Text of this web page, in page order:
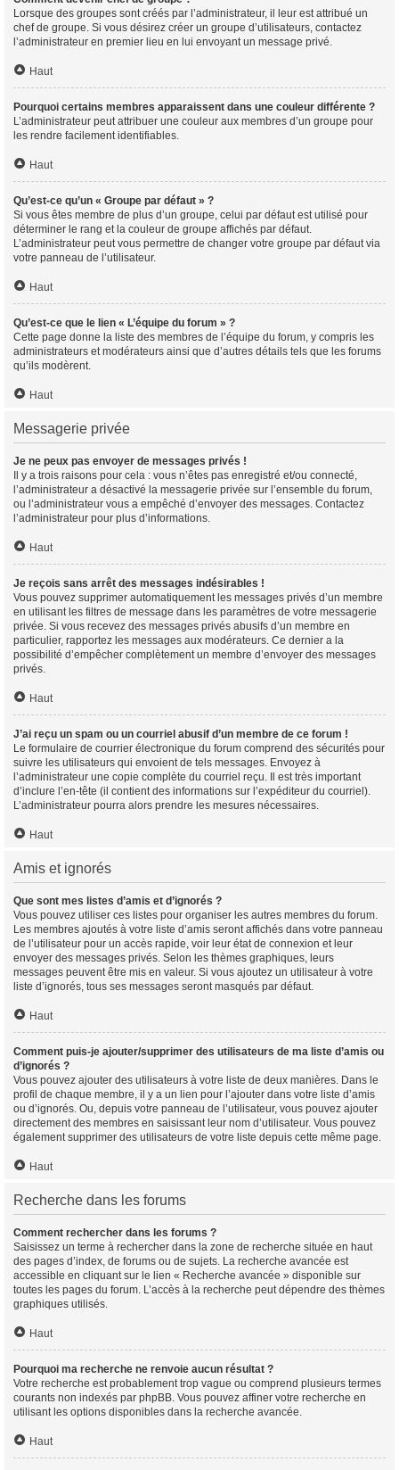
Lorsque des groupes sont créés par l’administrateur, il leur est attribué un
chef de groupe. Si vous désirez créer un groupe d’utilisateurs, contactez
l’administrateur en premier lieu en lui envoyant un message privé.
Haut
Pourquoi certains membres apparaissent dans une couleur différente ?
L’administrateur peut attribuer une couleur aux membres d’un groupe pour
les rendre facilement identifiables.
Haut
Qu’est-ce qu’un « Groupe par défaut » ?
Si vous êtes membre de plus d’un groupe, celui par défaut est utilisé pour
déterminer le rang et la couleur de groupe affichés par défaut.
L’administrateur peut vous permettre de changer votre groupe par défaut via
votre panneau de l’utilisateur.
Haut
Qu’est-ce que le lien « L’équipe du forum » ?
Cette page donne la liste des membres de l’équipe du forum, y compris les
administrateurs et modérateurs ainsi que d’autres détails tels que les forums
qu’ils modèrent.
Haut
Messagerie privée
Je ne peux pas envoyer de messages privés !
Il y a trois raisons pour cela : vous n’êtes pas enregistré et/ou connecté,
l’administrateur a désactivé la messagerie privée sur l’ensemble du forum,
ou l’administrateur vous a empêché d’envoyer des messages. Contactez
l’administrateur pour plus d’informations.
Haut
Je reçois sans arrêt des messages indésirables !
Vous pouvez supprimer automatiquement les messages privés d’un membre
en utilisant les filtres de message dans les paramètres de votre messagerie
privée. Si vous recevez des messages privés abusifs d’un membre en
particulier, rapportez les messages aux modérateurs. Ce dernier a la
possibilité d’empêcher complètement un membre d’envoyer des messages
privés.
Haut
J’ai reçu un spam ou un courriel abusif d’un membre de ce forum !
Le formulaire de courrier électronique du forum comprend des sécurités pour
suivre les utilisateurs qui envoient de tels messages. Envoyez à
l’administrateur une copie complète du courriel reçu. Il est très important
d’inclure l’en-tête (il contient des informations sur l’expéditeur du courriel).
L’administrateur pourra alors prendre les mesures nécessaires.
Haut
Amis et ignorés
Que sont mes listes d’amis et d’ignorés ?
Vous pouvez utiliser ces listes pour organiser les autres membres du forum.
Les membres ajoutés à votre liste d’amis seront affichés dans votre panneau
de l’utilisateur pour un accès rapide, voir leur état de connexion et leur
envoyer des messages privés. Selon les thèmes graphiques, leurs
messages peuvent être mis en valeur. Si vous ajoutez un utilisateur à votre
liste d’ignorés, tous ses messages seront masqués par défaut.
Haut
Comment puis-je ajouter/supprimer des utilisateurs de ma liste d’amis ou
d’ignorés ?
Vous pouvez ajouter des utilisateurs à votre liste de deux manières. Dans le
profil de chaque membre, il y a un lien pour l’ajouter dans votre liste d’amis
ou d’ignorés. Ou, depuis votre panneau de l’utilisateur, vous pouvez ajouter
directement des membres en saisissant leur nom d’utilisateur. Vous pouvez
également supprimer des utilisateurs de votre liste depuis cette même page.
Haut
Recherche dans les forums
Comment rechercher dans les forums ?
Saisissez un terme à rechercher dans la zone de recherche située en haut
des pages d’index, de forums ou de sujets. La recherche avancée est
accessible en cliquant sur le lien « Recherche avancée » disponible sur
toutes les pages du forum. L’accès à la recherche peut dépendre des thèmes
graphiques utilisés.
Haut
Pourquoi ma recherche ne renvoie aucun résultat ?
Votre recherche est probablement trop vague ou comprend plusieurs termes
courants non indexés par phpBB. Vous pouvez affiner votre recherche en
utilisant les options disponibles dans la recherche avancée.
Haut